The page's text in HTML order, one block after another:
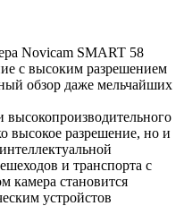
Novicam SMART 58
с высоким разрешением
обзор даже мельчайших
высокопроизводительного
высокое разрешение, но и
и транспорта с
камера становится
устройстов